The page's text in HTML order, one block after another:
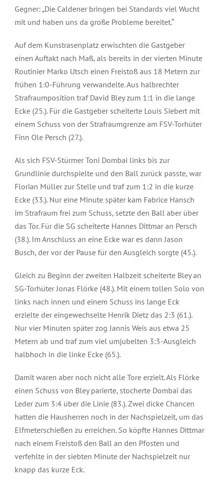
Gegner: „Die Caldener bringen bei Standards viel Wucht
mit und haben uns da große Probleme bereitet.“
Auf dem Kunstrasenplatz erwischten die Gastgeber
einen Auftakt nach Maß, als bereits in der vierten Minute
Routinier Marko Utsch einen Freistoß aus 18 Metern zur
frühen 1:0-Führung verwandelte. Aus halbrechter
Strafraumposition traf David Bley zum 1:1 in die lange
Ecke (25.). Für die Gastgeber scheiterte Louis Siebert mit
einem Schuss von der Strafraumgrenze am FSV-Torhüter
Finn Ole Persch (27.).
Als sich FSV-Stürmer Toni Dombai links bis zur
Grundlinie durchspielte und den Ball zurück passte, war
Florian Müller zur Stelle und traf zum 1:2 in die kurze
Ecke (33.). Nur eine Minute später kam Fabrice Hansch
im Strafraum frei zum Schuss, setzte den Ball aber über
das Tor. Für die SG scheiterte Hannes Dittmar an Persch
(38.). Im Anschluss an eine Ecke war es dann Jason
Busch, der vor der Pause für den Ausgleich sorgte (45.).
Gleich zu Beginn der zweiten Halbzeit scheiterte Bley an
SG-Torhüter Jonas Flörke (48.). Mit einem tollen Solo von
links nach innen und einem Schuss ins lange Eck
erzielte der eingewechselte Henrik Dietz das 2:3 (61.).
Nur vier Minuten später zog Jannis Weis aus etwa 25
Metern ab und traf zum viel umjubelten 3:3-Ausgleich
halbhoch in die linke Ecke (65.).
Damit waren aber noch nicht alle Tore erzielt. Als Flörke
einen Schuss von Bley parierte, stocherte Dombai das
Leder zum 3:4 über die Linie (83.). Zwei dicke Chancen
hatten die Hausherren noch in der Nachspielzeit, um das
Elfmeterschießen zu erreichen. So köpfte Hannes Dittmar
nach einem Freistoß den Ball an den Pfosten und
verfehlte in der siebten Minute der Nachspielzeit nur
knapp das kurze Eck.